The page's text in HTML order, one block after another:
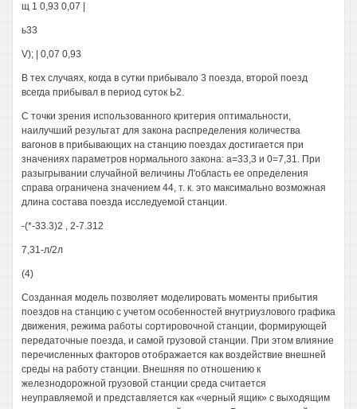
щ 1 0,93 0,07 |
ь33
V); | 0,07 0,93
В тех случаях, когда в сутки прибывало 3 поезда, второй поезд
всегда прибывал в период суток Ь2.
С точки зрения использованного критерия оптимальности,
наилучший результат для закона распределения количества
вагонов в прибывающих на станцию поездах достигается при
значениях параметров нормального закона: а=33,3 и 0=7,31. При
разыгрывании случайной величины Л'область ее определения
справа ограничена значением 44, т. к. это максимально возможная
длина состава поезда исследуемой станции.
-(*-33.3)2 , 2-7.312
7,31-л/2л
(4)
Созданная модель позволяет моделировать моменты прибытия
поездов на станцию с учетом особенностей внутриузлового графика
движения, режима работы сортировочной станции, формирующей
передаточные поезда, и самой грузовой станции. При этом влияние
перечисленных факторов отображается как воздействие внешней
среды на работу станции. Внешняя по отношению к
железнодорожной грузовой станции среда считается
неуправляемой и представляется как «черный ящик» с выходящим